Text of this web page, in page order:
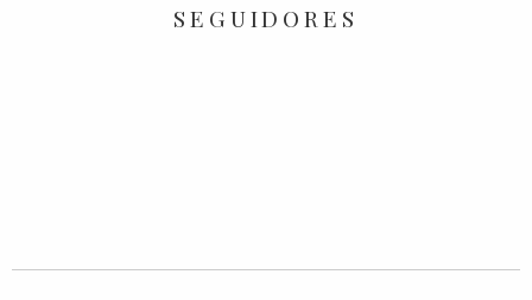
SEGUIDORES